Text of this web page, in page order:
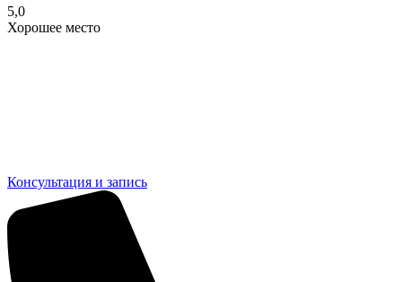
5,0
Хорошее место
Консультация и запись